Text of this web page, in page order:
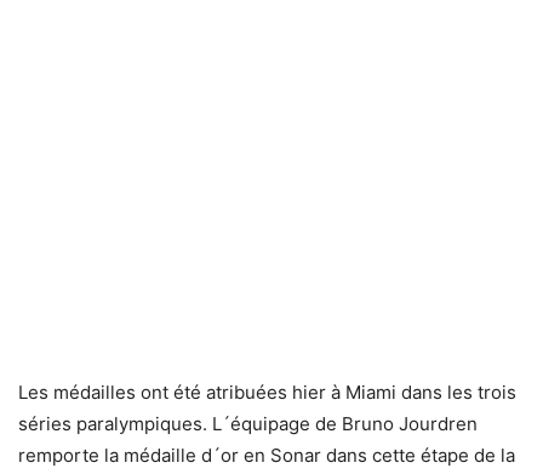
Les médailles ont été atribuées hier à Miami dans les trois
séries paralympiques. L´équipage de Bruno Jourdren
remporte la médaille d´or en Sonar dans cette étape de la